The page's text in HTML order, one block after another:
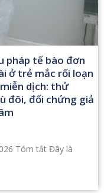
pháp tế bào đơn
ở trẻ mắc rối loạn
dịch: thử
đôi, đối chứng giả
Tóm tắt Đây là